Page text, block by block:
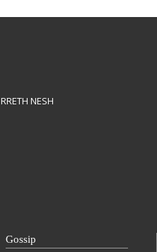
RRETH NESH
Gossip